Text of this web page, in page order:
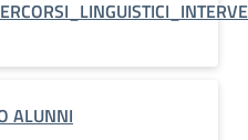
ALUNNI